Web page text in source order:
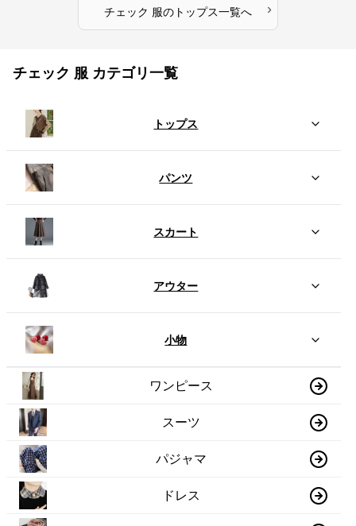
チェック 服のトップス一覧へ ›
チェック 服 カテゴリ一覧
トップス
パンツ
スカート
アウター
小物
ワンピース
スーツ
パジャマ
ドレス